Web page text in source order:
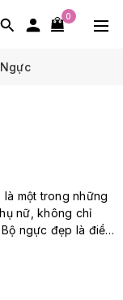
0
nữ, không chỉ
ngực đẹp là điều